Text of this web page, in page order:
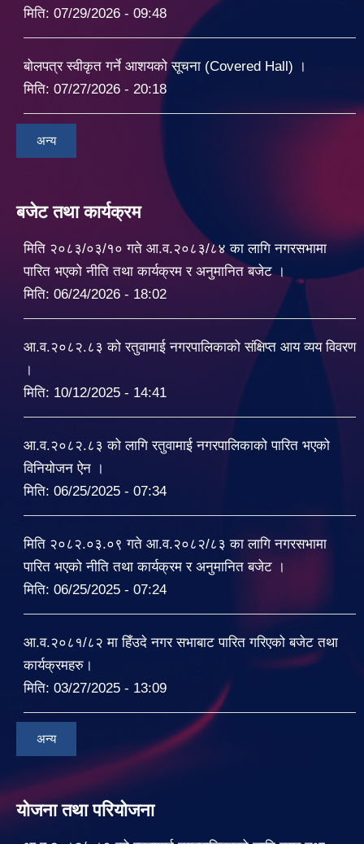
मिति: 07/29/2026 - 09:48
बोलपत्र स्वीकृत गर्ने आशयको सूचना (Covered Hall) ।
मिति: 07/27/2026 - 20:18
अन्य
बजेट तथा कार्यक्रम
मिति २०८३/०३/१० गते आ.व.२०८३/८४ का लागि नगरसभामा
पारित भएको नीति तथा कार्यक्रम र अनुमानित बजेट ।
मिति: 06/24/2026 - 18:02
आ.व.२०८२.८३ को रतुवामाई नगरपालिकाको संक्षिप्त आय व्यय विवरण
।
मिति: 10/12/2025 - 14:41
आ.व.२०८२.८३ को लागि रतुवामाई नगरपालिकाको पारित भएको
विनियोजन ऐन ।
मिति: 06/25/2025 - 07:34
मिति २०८२.०३.०९ गते आ.व.२०८२/८३ का लागि नगरसभामा
पारित भएको नीति तथा कार्यक्रम र अनुमानित बजेट ।
मिति: 06/25/2025 - 07:24
आ.व.२०८१/८२ मा हिँउदे नगर सभाबाट पारित गरिएको बजेट तथा
कार्यक्रमहरु।
मिति: 03/27/2025 - 13:09
अन्य
योजना तथा परियोजना